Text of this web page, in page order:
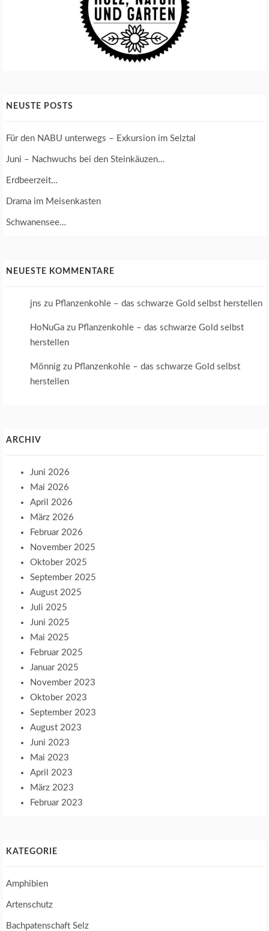
NEUSTE POSTS
Für den NABU unterwegs – Exkursion im Selztal
Juni – Nachwuchs bei den Steinkäuzen…
Erdbeerzeit…
Drama im Meisenkasten
Schwanensee…
NEUESTE KOMMENTARE
jns zu Pflanzenkohle – das schwarze Gold selbst herstellen
HoNuGa zu Pflanzenkohle – das schwarze Gold selbst
herstellen
Mönnig zu Pflanzenkohle – das schwarze Gold selbst
herstellen
ARCHIV
Juni 2026
Mai 2026
April 2026
März 2026
Februar 2026
November 2025
Oktober 2025
September 2025
August 2025
Juli 2025
Juni 2025
Mai 2025
Februar 2025
Januar 2025
November 2023
Oktober 2023
September 2023
August 2023
Juni 2023
Mai 2023
April 2023
März 2023
Februar 2023
KATEGORIE
Amphibien
Artenschutz
Bachpatenschaft Selz